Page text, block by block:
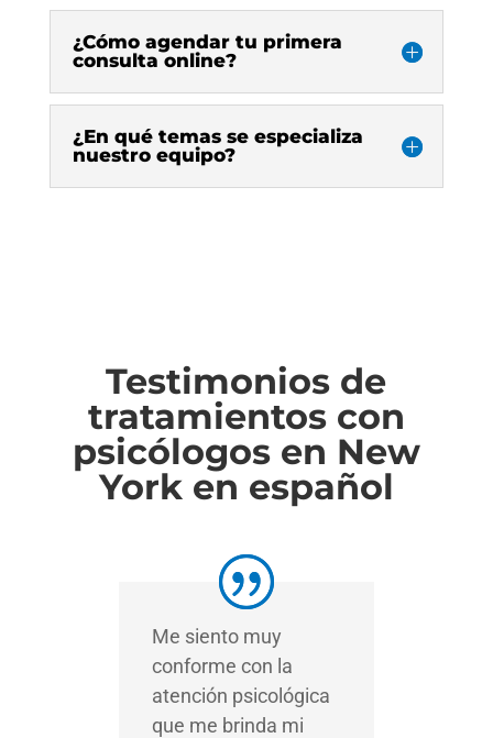
¿Cómo agendar tu primera
consulta online?
¿En qué temas se especializa
nuestro equipo?
Testimonios de
tratamientos con
psicólogos en New
York en español
Me siento muy
conforme con la
atención psicológica
que me brinda mi